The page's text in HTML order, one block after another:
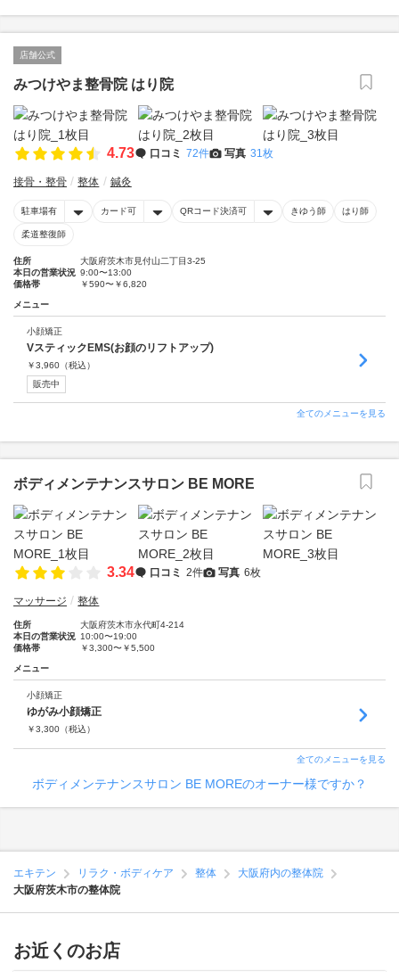
店舗公式
みつけやま整骨院 はり院
4.73 口コミ 72件 写真 31枚
接骨・整骨 整体 鍼灸
駐車場有 カード可 QRコード決済可 きゆう師 はり師
柔道整復師
住所
大阪府茨木市見付山二丁目3-25
本日の営業状況 9:00〜13:00
価格帯
￥590〜￥6,820
メニュー
小顔矯正
VスティックEMS(お顔のリフトアップ)
￥3,960 （税込）
販売中
全てのメニューを見る
ボディメンテナンスサロン BE MORE
3.34 口コミ 2件 写真 6枚
マッサージ 整体
住所
大阪府茨木市永代町4-214
本日の営業状況 10:00〜19:00
価格帯
￥3,300〜￥5,500
メニュー
小顔矯正
ゆがみ小顔矯正
￥3,300 （税込）
全てのメニューを見る
ボディメンテナンスサロン BE MOREのオーナー様ですか？
エキテン リラク・ボディケア 整体
大阪府内の整体院
大阪府茨木市の整体院
お近くのお店